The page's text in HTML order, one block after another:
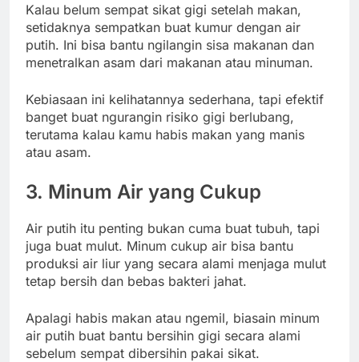
Kalau belum sempat sikat gigi setelah makan,
setidaknya sempatkan buat kumur dengan air
putih. Ini bisa bantu ngilangin sisa makanan dan
menetralkan asam dari makanan atau minuman.
Kebiasaan ini kelihatannya sederhana, tapi efektif
banget buat ngurangin risiko gigi berlubang,
terutama kalau kamu habis makan yang manis
atau asam.
3. Minum Air yang Cukup
Air putih itu penting bukan cuma buat tubuh, tapi
juga buat mulut. Minum cukup air bisa bantu
produksi air liur yang secara alami menjaga mulut
tetap bersih dan bebas bakteri jahat.
Apalagi habis makan atau ngemil, biasain minum
air putih buat bantu bersihin gigi secara alami
sebelum sempat dibersihin pakai sikat.